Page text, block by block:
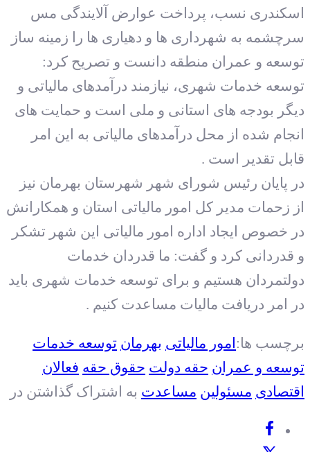
نسب، پرداخت عوارض آلایندگی مس
به شهرداری ها و دهیاری ها را زمینه ساز
و عمران منطقه دانست و تصریح کرد:
خدمات شهری، نیازمند درآمدهای مالیاتی و
بودجه های استانی و ملی است و حمایت های
شده از محل درآمدهای مالیاتی به این امر
تقدیر است .
پایان رئیس شورای شهر شهرستان بهرمان نیز
زحمات مدیر کل امور مالیاتی استان و همکارانش
خصوص ایجاد اداره امور مالیاتی این شهر تشکر
کرد و گفت: ما قدردان خدمات
هستیم و برای توسعه خدمات شهری باید
امر دریافت مالیات مساعدت کنیم .
ها: امور مالیاتی بهرمان توسعه خدمات
و عمران حقه دولت حقوق حقه فعالان
مسئولین مساعدت به اشتراک گذاشتن در